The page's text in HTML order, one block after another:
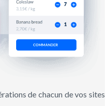
de chacun de vos sites